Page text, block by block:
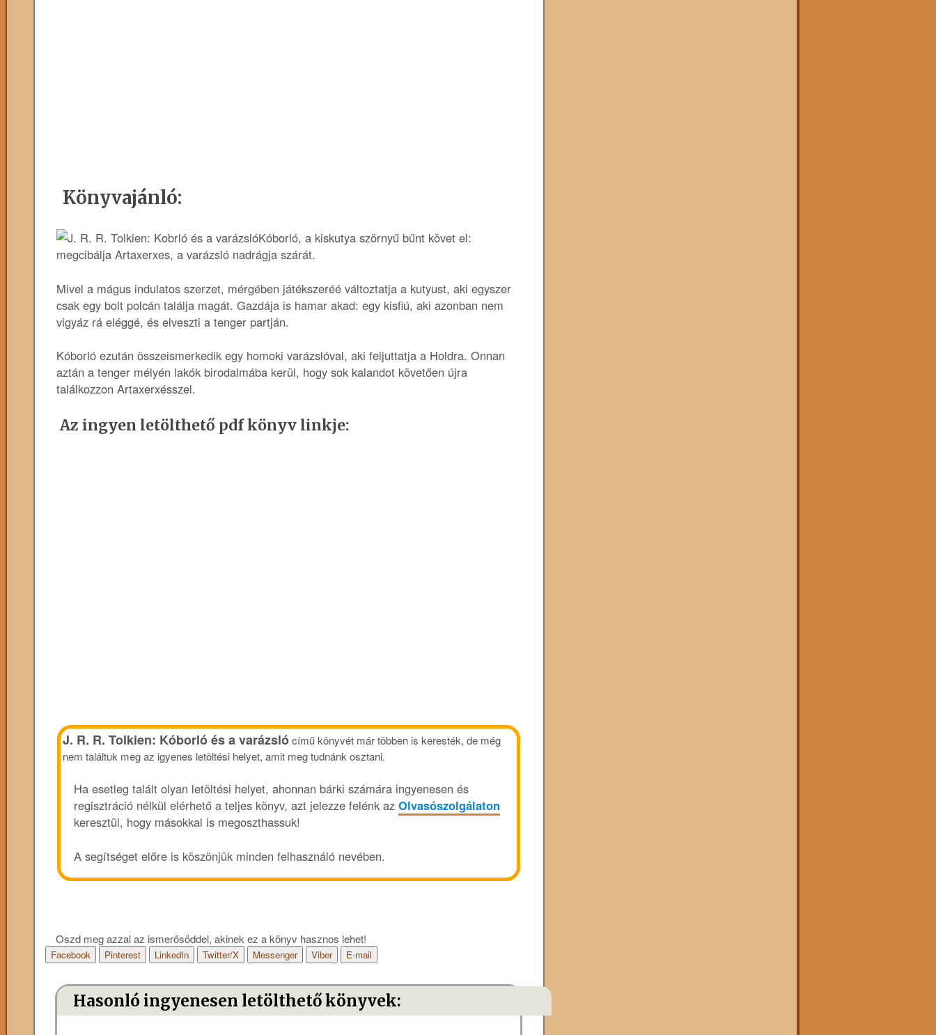
Könyvajánló:
Kóborló, a kiskutya szörnyű bűnt követ el:
megcibálja Artaxerxes, a varázsló nadrágja szárát.
Mivel a mágus indulatos szerzet, mérgében játékszeréé változtatja a kutyust, aki egyszer
csak egy bolt polcán találja magát. Gazdája is hamar akad: egy kisfiú, aki azonban nem
vigyáz rá eléggé, és elveszti a tenger partján.
Kóborló ezután összeismerkedik egy homoki varázslóval, aki feljuttatja a Holdra. Onnan
aztán a tenger mélyén lakók birodalmába kerül, hogy sok kalandot követően újra
találkozzon Artaxerxésszel.
Az ingyen letölthető pdf könyv linkje:
J. R. R. Tolkien: Kóborló és a varázslócímű könyvét már többen is keresték, de még
nem találtuk meg az igyenes letöltési helyet, amit meg tudnánk osztani.
Ha esetleg talált olyan letöltési helyet, ahonnan bárki számára ingyenesen és
regisztráció nélkül elérhető a teljes könyv, azt jelezze felénk az Olvasószolgálaton
keresztül, hogy másokkal is megoszthassuk!
A segítséget előre is köszönjük minden felhasználó nevében.
Oszd meg azzal az ismerősöddel, akinek ez a könyv hasznos lehet!
Facebook Pinterest LinkedIn Twitter/X Messenger Viber E-mail
Hasonló ingyenesen letölthető könyvek: